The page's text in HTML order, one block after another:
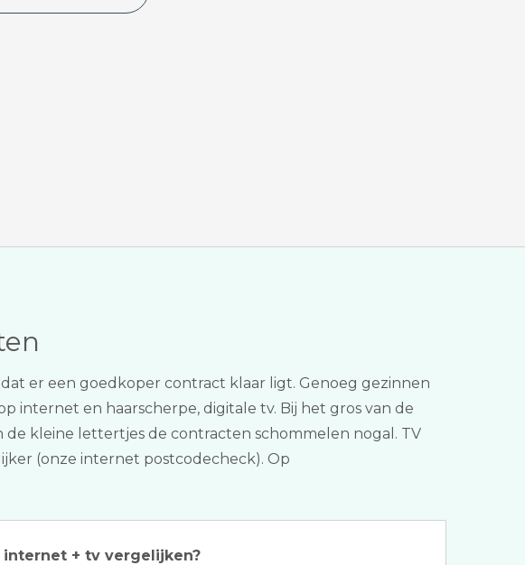
er een goedkoper contract klaar ligt. Genoeg gezinnen
internet en haarscherpe, digitale tv. Bij het gros van de
kleine lettertjes de contracten schommelen nogal. TV
(onze internet postcodecheck). Op
internet + tv vergelijken?